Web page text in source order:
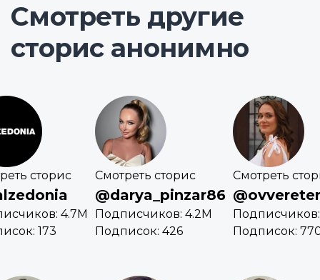
Смотреть другие
сторис анонимно
сторис
4.7M
173
Смотреть сторис
@darya_pinzar86
Подписчиков: 4.2M
Подписок: 426
Смотреть
Подписчиков:
Подписок: